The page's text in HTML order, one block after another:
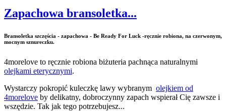
Zapachowa bransoletka...
Bransoletka szczęścia - zapachowa - Be Ready For Luck -ręcznie robiona, na czerwonym,
mocnym sznureczku.
4morelove to ręcznie robiona biżuteria pachnąca naturalnymi
olejkami eterycznymi.
Wystarczy pokropić kuleczkę lawy wybranym olejkiem od
4morelove by delikatny, dobroczynny zapach wspierał Cię zawsze i
wszędzie. Tak jak tego potrzebujesz...